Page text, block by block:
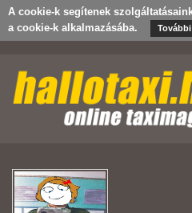
A cookie-k segítenek
a cookie-k alkalmazásába.